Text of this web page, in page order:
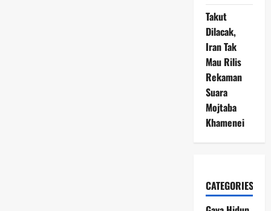
Takut
Dilacak,
Iran Tak
Mau Rilis
Rekaman
Suara
Mojtaba
Khamenei
CATEGORIES